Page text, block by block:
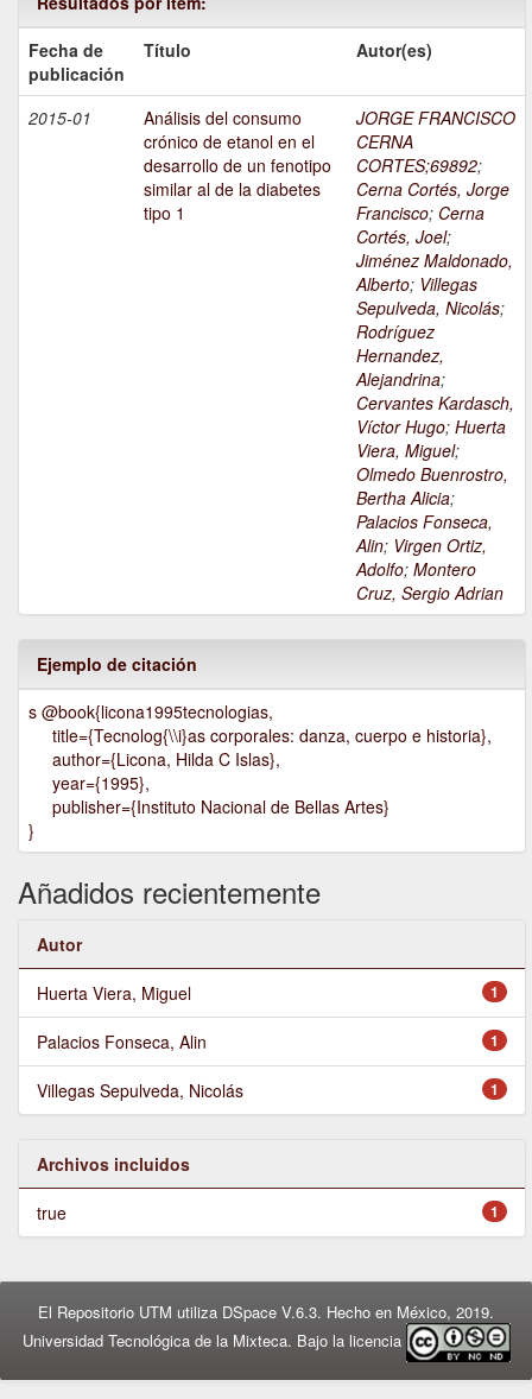
Fecha de
publicación
Título Autor(es)
2015-01
Análisis del consumo
crónico de etanol en el
desarrollo de un fenotipo
similar al de la diabetes
tipo 1
JORGE FRANCISCO
CERNA
CORTES;69892;
Cerna Cortés, Jorge
Francisco; Cerna
Cortés, Joel;
Jiménez Maldonado,
Alberto; Villegas
Sepulveda, Nicolás;
Rodríguez
Hernandez,
Alejandrina;
Cervantes Kardasch,
Víctor Hugo; Huerta
Viera, Miguel;
Olmedo Buenrostro,
Bertha Alicia;
Palacios Fonseca,
Alin; Virgen Ortiz,
Adolfo; Montero
Cruz, Sergio Adrian
Ejemplo de citación
s @book{licona1995tecnologias,
title={Tecnolog{\\i}as corporales: danza, cuerpo e historia},
author={Licona, Hilda C Islas},
year={1995},
publisher={Instituto Nacional de Bellas Artes}
}
Añadidos recientemente
Autor
1
Huerta Viera, Miguel
1
Palacios Fonseca, Alin
1
Villegas Sepulveda, Nicolás
Archivos incluidos
1
true
El Repositorio UTM utiliza DSpace V.6.3. Hecho en México, 2019.
Universidad Tecnológica de la Mixteca. Bajo la licencia